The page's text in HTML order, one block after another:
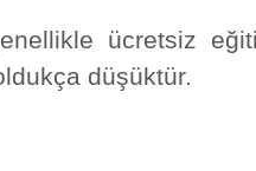
ücretsiz
düşüktür.